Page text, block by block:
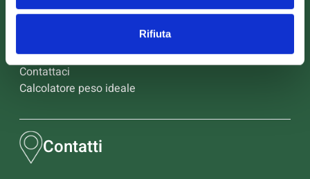
Rifiuta
Contattaci
Calcolatore peso ideale
Contatti